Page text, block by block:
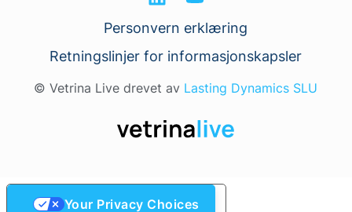
Personvern erklæring
Retningslinjer for informasjonskapsler
© Vetrina Live drevet av Lasting Dynamics SLU
Your Privacy Choices